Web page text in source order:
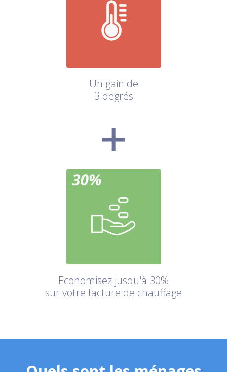
Un gain de
3 degrés
Economisez jusqu'à 30%
sur votre facture de chauffage